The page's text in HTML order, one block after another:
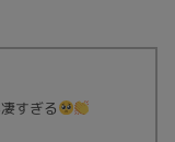
すぎる